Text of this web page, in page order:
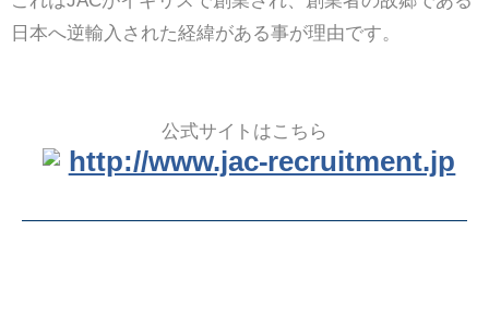
日本へ逆輸入された経緯がある事が理由です。
公式サイトはこちら
http://www.jac-recruitment.jp